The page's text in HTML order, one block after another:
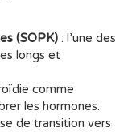
(SOPK) : l’une des
longs et
comme
les hormones.
de transition vers